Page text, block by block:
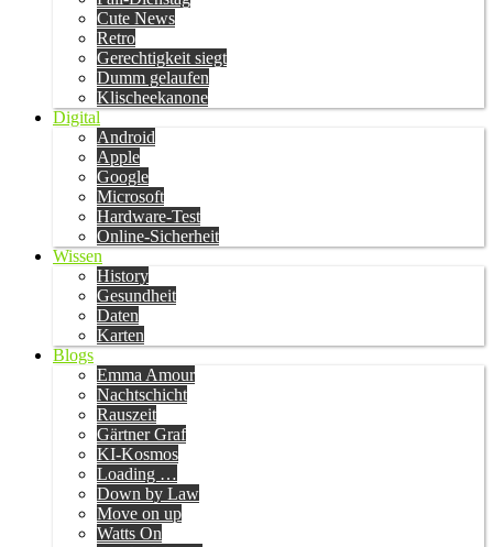
Cute News
Retro
Gerechtigkeit siegt
Dumm gelaufen
Klischeekanone
Digital
Android
Apple
Google
Microsoft
Hardware-Test
Online-Sicherheit
Wissen
History
Gesundheit
Daten
Karten
Blogs
Emma Amour
Nachtschicht
Rauszeit
Gärtner Graf
KI-Kosmos
Loading …
Down by Law
Move on up
Watts On